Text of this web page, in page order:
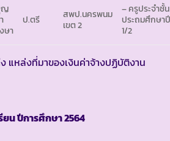
ษา
ป.ตรี
สพป.นครพนม
เขต 2
– ครูประจำชั้น
ประถมศึกษา
1/2
แหล่งที่มาของเงินค่าจ้างปฏิบัติงาน
ยน ปีการศึกษา2564